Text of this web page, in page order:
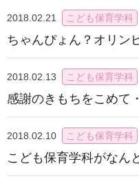
2018.02.21 こども保育学科
ちゃんぴょん？オリン
2018.02.13 こども保育学科
感謝のきもちをこめて
2018.02.10 こども保育学科
こども保育学科がなん